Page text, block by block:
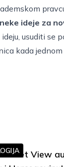
ideje za
ideju, usuditi se
kada
Street View